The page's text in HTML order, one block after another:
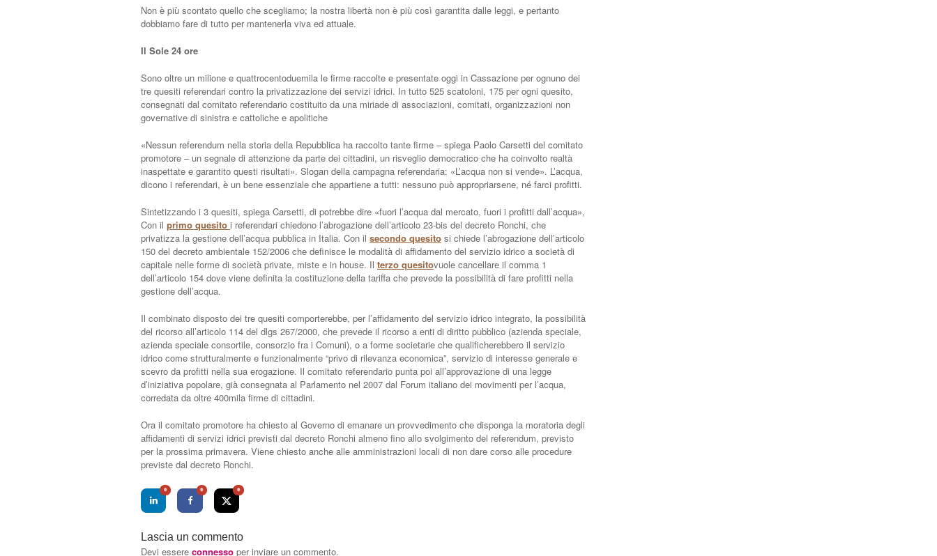
Non è più scontato quello che scegliamo; la nostra libertà non è più così garantita dalle leggi, e pertanto
dobbiamo fare di tutto per mantenerla viva ed attuale.
Il Sole 24 ore
Sono oltre un milione e quattrocentoduemila le firme raccolte e presentate oggi in Cassazione per ognuno dei
tre quesiti referendari contro la privatizzazione dei servizi idrici. In tutto 525 scatoloni, 175 per ogni quesito,
consegnati dal comitato referendario costituito da una miriade di associazioni, comitati, organizzazioni non
governative di sinistra e cattoliche e apolitiche
«Nessun referendum nella storia della Repubblica ha raccolto tante firme – spiega Paolo Carsetti del comitato
promotore – un segnale di attenzione da parte dei cittadini, un risveglio democratico che ha coinvolto realtà
inaspettate e garantito questi risultati». Slogan della campagna referendaria: «L’acqua non si vende». L’acqua,
dicono i referendari, è un bene essenziale che appartiene a tutti: nessuno può appropriarsene, né farci profitti.
Sintetizzando i 3 quesiti, spiega Carsetti, di potrebbe dire «fuori l’acqua dal mercato, fuori i profitti dall’acqua»,
Con il primo quesito i referendari chiedono l’abrogazione dell’articolo 23-bis del decreto Ronchi, che
privatizza la gestione dell’acqua pubblica in Italia. Con il secondo quesito si chiede l’abrogazione dell’articolo
150 del decreto ambientale 152/2006 che definisce le modalità di affidamento del servizio idrico a società di
capitale nelle forme di società private, miste e in house. Il terzo quesitovuole cancellare il comma 1
dell’articolo 154 dove viene definita la costituzione della tariffa che prevede la possibilità di fare profitti nella
gestione dell’acqua.
Il combinato disposto dei tre quesiti comporterebbe, per l’affidamento del servizio idrico integrato, la possibilità
del ricorso all’articolo 114 del dlgs 267/2000, che prevede il ricorso a enti di diritto pubblico (azienda speciale,
azienda speciale consortile, consorzio fra i Comuni), o a forme societarie che qualificherebbero il servizio
idrico come strutturalmente e funzionalmente “privo di rilevanza economica”, servizio di interesse generale e
scevro da profitti nella sua erogazione. Il comitato referendario punta poi all’approvazione di una legge
d’iniziativa popolare, già consegnata al Parlamento nel 2007 dal Forum italiano dei movimenti per l’acqua,
corredata da oltre 400mila firme di cittadini.
Ora il comitato promotore ha chiesto al Governo di emanare un provvedimento che disponga la moratoria degli
affidamenti di servizi idrici previsti dal decreto Ronchi almeno fino allo svolgimento del referendum, previsto
per la prossima primavera. Viene chiesto anche alle amministrazioni locali di non dare corso alle procedure
previste dal decreto Ronchi.
0 0 0
Lascia un commento
Devi essere connesso per inviare un commento.